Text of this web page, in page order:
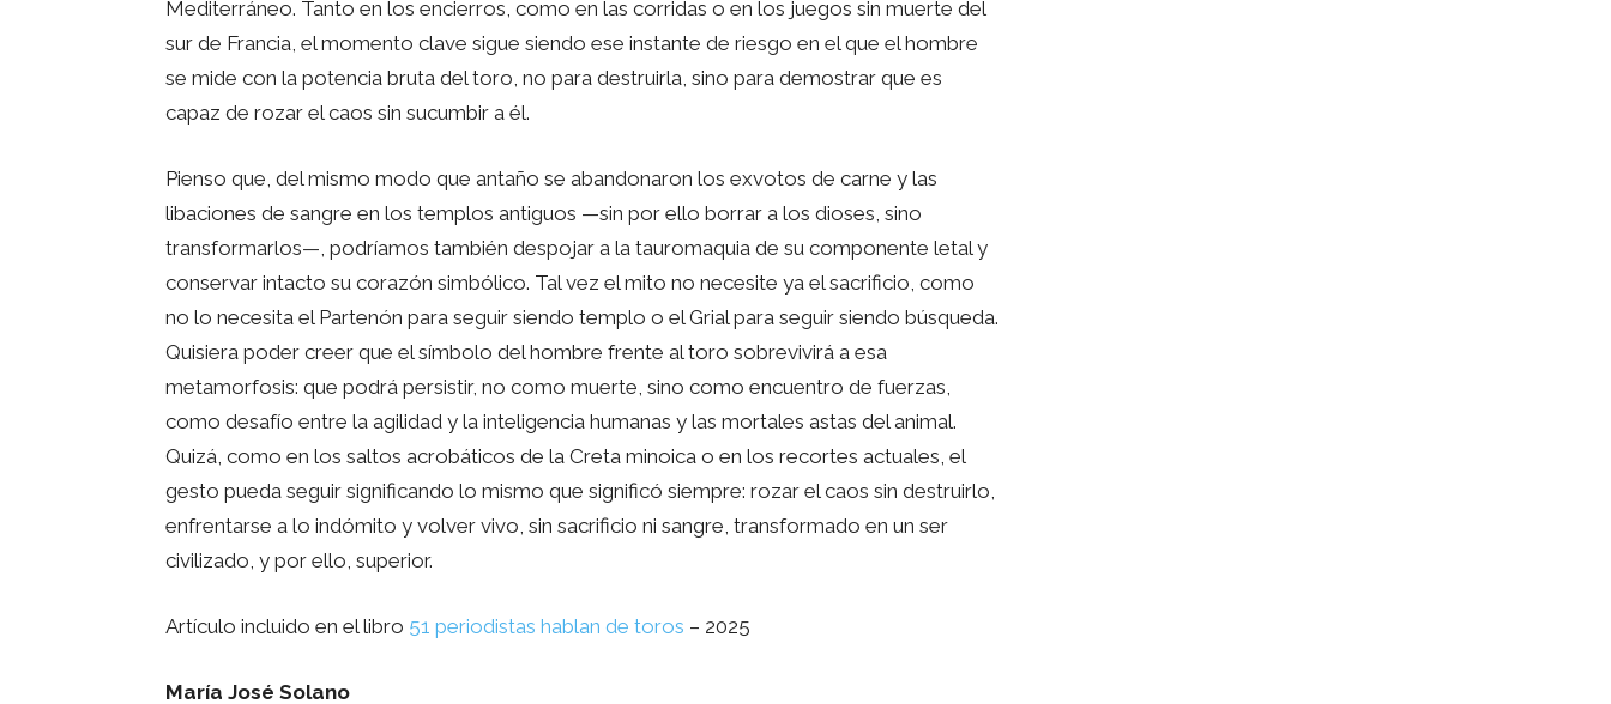
Mediterráneo. Tanto en los encierros, como en las corridas o en los juegos sin muerte del
sur de Francia, el momento clave sigue siendo ese instante de riesgo en el que el hombre
se mide con la potencia bruta del toro, no para destruirla, sino para demostrar que es
capaz de rozar el caos sin sucumbir a él.
Pienso que, del mismo modo que antaño se abandonaron los exvotos de carne y las
libaciones de sangre en los templos antiguos —sin por ello borrar a los dioses, sino
transformarlos—, podríamos también despojar a la tauromaquia de su componente letal y
conservar intacto su corazón simbólico. Tal vez el mito no necesite ya el sacrificio, como
no lo necesita el Partenón para seguir siendo templo o el Grial para seguir siendo búsqueda.
Quisiera poder creer que el símbolo del hombre frente al toro sobrevivirá a esa
metamorfosis: que podrá persistir, no como muerte, sino como encuentro de fuerzas,
como desafío entre la agilidad y la inteligencia humanas y las mortales astas del animal.
Quizá, como en los saltos acrobáticos de la Creta minoica o en los recortes actuales, el
gesto pueda seguir significando lo mismo que significó siempre: rozar el caos sin destruirlo,
enfrentarse a lo indómito y volver vivo, sin sacrificio ni sangre, transformado en un ser
civilizado, y por ello, superior.
Artículo incluido en el libro 51 periodistas hablan de toros – 2025
María José Solano